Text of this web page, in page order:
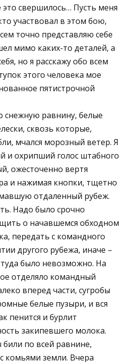
это свершилось… Пусть меня
участвовал в этом бою,
точно представляю себе
мимо каких-то деталей, а
но я расскажу обо всем
этого человека мое
пятистрочной
снежную равнину, белые
сквозь которые,
мчался морозный ветер. Я
и охрипший голос штабного
ожесточенно вертя
и нажимая кнопки, тщетно
отдаленный рубеж.
Надо было срочно
о начавшемся обходном
передать с командного
другого рубежа, иначе –
было невозможно. На
отделяло командный
вперед части, сугробы
белые пузыри, и вся
пенится и бурлит
закипевшего молока.
по всей равнине,
комьями земли. Вчера